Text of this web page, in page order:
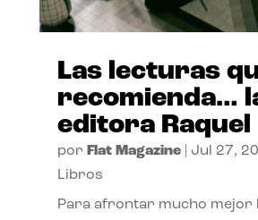
Las lecturas
recomienda…
editora Raquel
por Flat Magazine| Jul 27,
Libros
Para afrontar mucho mejor